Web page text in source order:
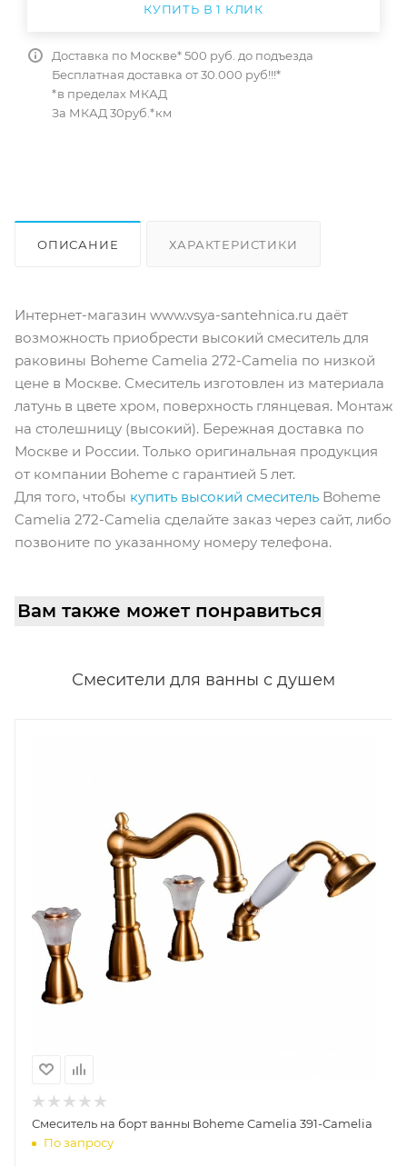
КУПИТЬ В 1 КЛИК
Доставка по Москве* 500 руб. до подъезда
Бесплатная доставка от 30.000 руб!!!*
*в пределах МКАД
За МКАД 30руб.*км
ОПИСАНИЕ ХАРАКТЕРИСТИКИ
Интернет-магазин www.vsya-santehnica.ru даёт
возможность приобрести высокий смеситель для
раковины Boheme Camelia 272-Camelia по низкой
цене в Москве. Смеситель изготовлен из материала
латунь в цвете хром, поверхность глянцевая. Монтаж
на столешницу (высокий). Бережная доставка по
Москве и России. Только оригинальная продукция
от компании Boheme с гарантией 5 лет.
Для того, чтобы купить высокий смеситель Boheme
Camelia 272-Camelia сделайте заказ через сайт, либо
позвоните по указанному номеру телефона.
Вам также может понравиться
Смесители для ванны с душем
Смеситель на борт ванны Boheme Camelia 391-Camelia
По запросу